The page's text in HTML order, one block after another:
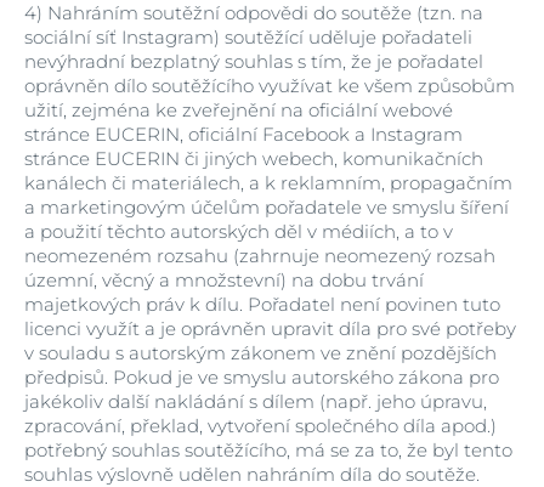
4) Nahráním soutěžní odpovědi do soutěže (tzn. na
sociální síť Instagram) soutěžící uděluje pořadateli
nevýhradní bezplatný souhlas s tím, že je pořadatel
oprávněn dílo soutěžícího využívat ke všem způsobům
užití, zejména ke zveřejnění na oficiální webové
stránce EUCERIN, oficiální Facebook a Instagram
stránce EUCERIN či jiných webech, komunikačních
kanálech či materiálech, a k reklamním, propagačním
a marketingovým účelům pořadatele ve smyslu šíření
a použití těchto autorských děl v médiích, a to v
neomezeném rozsahu (zahrnuje neomezený rozsah
územní, věcný a množstevní) na dobu trvání
majetkových práv k dílu. Pořadatel není povinen tuto
licenci využít a je oprávněn upravit díla pro své potřeby
v souladu s autorským zákonem ve znění pozdějších
předpisů. Pokud je ve smyslu autorského zákona pro
jakékoliv další nakládání s dílem (např. jeho úpravu,
zpracování, překlad, vytvoření společného díla apod.)
potřebný souhlas soutěžícího, má se za to, že byl tento
souhlas výslovně udělen nahráním díla do soutěže.